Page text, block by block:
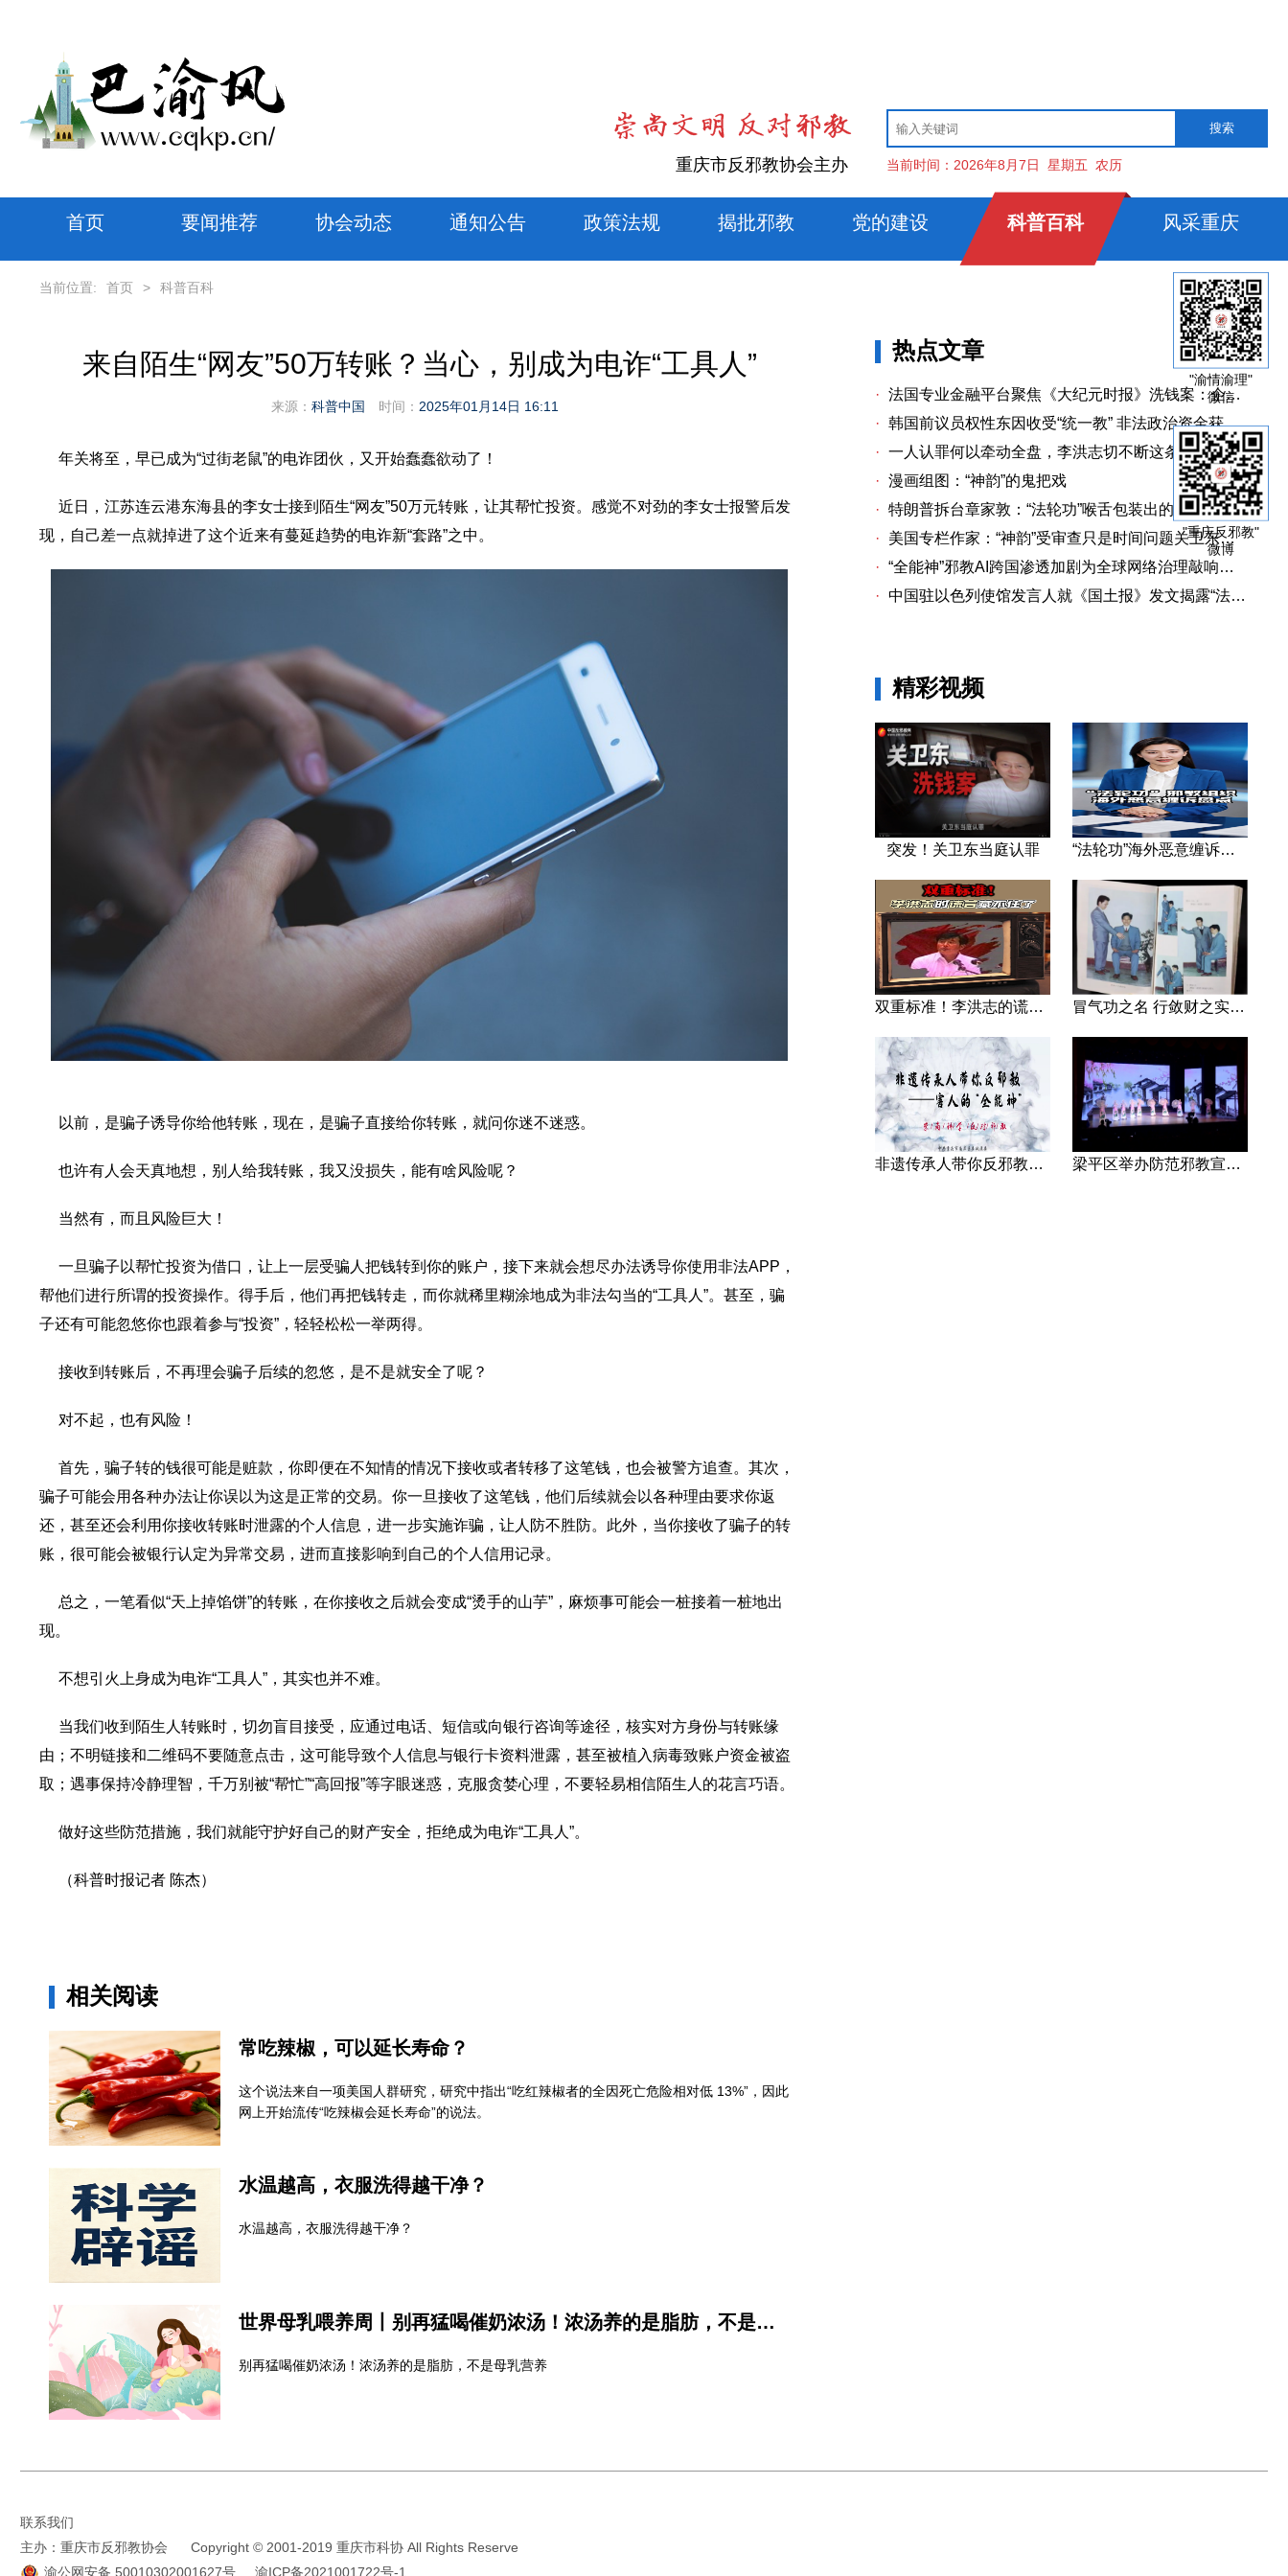
重庆市反邪教协会主办 当前时间： 2026年8月7日 星期五 农历
首页 要闻推荐 协会动态 通知公告 政策法规 揭批邪教 党的建设 科普百科 风采重庆
"渝情渝理"
微信
"重庆反邪教"
微博
当前位置: 首页 > 科普百科
来自陌生“网友”50万转账？当心，别成为电诈“工具人”
来源： 科普中国 时间： 2025年01月14日 16:11
年关将至，早已成为“过街老鼠”的电诈团伙，又开始蠢蠢欲动了！
近日，江苏连云港东海县的李女士接到陌生“网友”50万元转账，让其帮忙投资。感觉不对劲的李女士报警后发
现，自己差一点就掉进了这个近来有蔓延趋势的电诈新“套路”之中。
以前，是骗子诱导你给他转账，现在，是骗子直接给你转账，就问你迷不迷惑。
也许有人会天真地想，别人给我转账，我又没损失，能有啥风险呢？
当然有，而且风险巨大！
一旦骗子以帮忙投资为借口，让上一层受骗人把钱转到你的账户，接下来就会想尽办法诱导你使用非法APP，
帮他们进行所谓的投资操作。得手后，他们再把钱转走，而你就稀里糊涂地成为非法勾当的“工具人”。甚至，骗
子还有可能忽悠你也跟着参与“投资”，轻轻松松一举两得。
接收到转账后，不再理会骗子后续的忽悠，是不是就安全了呢？
对不起，也有风险！
首先，骗子转的钱很可能是赃款，你即便在不知情的情况下接收或者转移了这笔钱，也会被警方追查。其次，
骗子可能会用各种办法让你误以为这是正常的交易。你一旦接收了这笔钱，他们后续就会以各种理由要求你返
还，甚至还会利用你接收转账时泄露的个人信息，进一步实施诈骗，让人防不胜防。此外，当你接收了骗子的转
账，很可能会被银行认定为异常交易，进而直接影响到自己的个人信用记录。
总之，一笔看似“天上掉馅饼”的转账，在你接收之后就会变成“烫手的山芋”，麻烦事可能会一桩接着一桩地出
现。
不想引火上身成为电诈“工具人”，其实也并不难。
当我们收到陌生人转账时，切勿盲目接受，应通过电话、短信或向银行咨询等途径，核实对方身份与转账缘
由；不明链接和二维码不要随意点击，这可能导致个人信息与银行卡资料泄露，甚至被植入病毒致账户资金被盗
取；遇事保持冷静理智，千万别被“帮忙”“高回报”等字眼迷惑，克服贪婪心理，不要轻易相信陌生人的花言巧语。
做好这些防范措施，我们就能守护好自己的财产安全，拒绝成为电诈“工具人”。
（科普时报记者 陈杰）
相关阅读
常吃辣椒，可以延长寿命？
这个说法来自一项美国人群研究，研究中指出“吃红辣椒者的全因死亡危险相对低 13%”，因此
网上开始流传“吃辣椒会延长寿命”的说法。
水温越高，衣服洗得越干净？
水温越高，衣服洗得越干净？
世界母乳喂养周丨别再猛喝催奶浓汤！浓汤养的是脂肪，不是母乳营养
别再猛喝催奶浓汤！浓汤养的是脂肪，不是母乳营养
热点文章
· 法国专业金融平台聚焦《大纪元时报》洗钱案：企业治理漏洞与监管警示
· 韩国前议员权性东因收受“统一教” 非法政治资金获刑两年
· 一人认罪何以牵动全盘，李洪志切不断这条洗钱链
· 漫画组图：“神韵”的鬼把戏
· 特朗普拆台章家敦：“法轮功”喉舌包装出的“中国专家”
·
美国专栏作家：“神韵”受审查只是时间问题关卫东认罪牵出与《大纪元时报》资金链条
· “全能神”邪教AI跨国渗透加剧为全球网络治理敲响警钟
· 中国驻以色列使馆发言人就《国土报》发文揭露“法轮功”邪教本质答记者问
精彩视频
突发！关卫东当庭认罪 “法轮功”海外恶意缠诉盘点
双重标准！李洪志的谎言藏不住了 冒气功之名 行敛财之实 张宏堡义女“小倩”团伙覆灭记
非遗传承人带你反邪教—害人的“全能神” 梁平区举办防范邪教宣传专场文艺演出
联系我们
主办：重庆市反邪教协会
Copyright © 2001-2019 重庆市科协 All Rights Reserve
渝ICP备2021001722号-1
渝公网安备 50010302001627号